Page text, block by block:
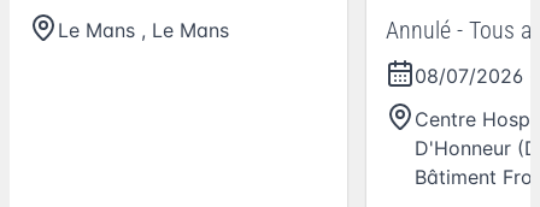
Le Mans , Le Mans Annulé - Tous
08/07/2026
Centre
D'Honneur
Bâtiment